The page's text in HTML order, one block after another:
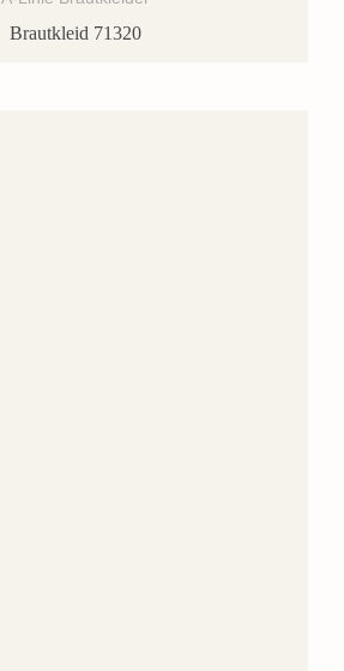
Brautkleid 71320